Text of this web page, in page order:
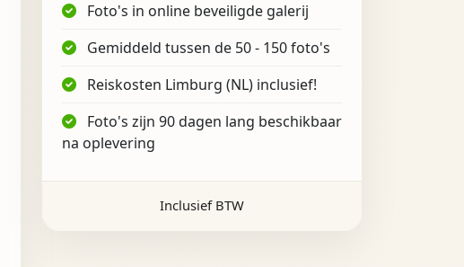
Foto's in online beveiligde galerij
Gemiddeld tussen de 50 - 150 foto's
Reiskosten Limburg (NL) inclusief!
Foto's zijn 90 dagen lang beschikbaar
na oplevering
Inclusief BTW